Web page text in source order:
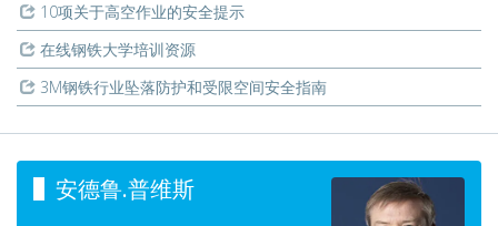
10项关于高空作业的安全提示
在线钢铁大学培训资源
3M钢铁行业坠落防护和受限空间安全指南
安德鲁.普维斯